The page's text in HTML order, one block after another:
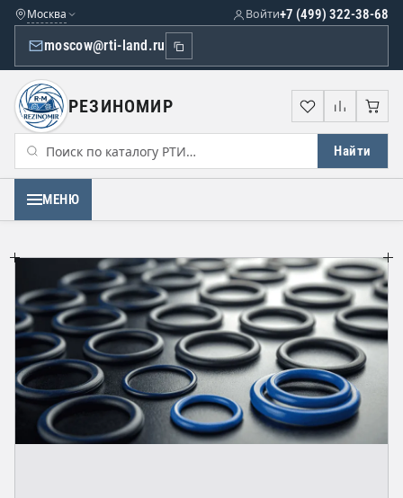
Москва
moscow@rti-land.ru
+7 (499) 322-38-68
Войти
РЕЗИНОМИР
Найти
Избранное
МЕНЮ